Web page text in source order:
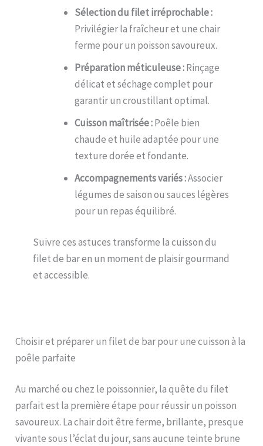
Sélection du filet irréprochable :
Privilégier la fraîcheur et une chair
ferme pour un poisson savoureux.
Préparation méticuleuse :Rinçage
délicat et séchage complet pour
garantir un croustillant optimal.
Cuisson maîtrisée :Poêle bien
chaude et huile adaptée pour une
texture dorée et fondante.
Accompagnements variés :Associer
légumes de saison ou sauces légères
pour un repas équilibré.
Suivre ces astuces transforme la cuisson du
filet de bar en un moment de plaisir gourmand
et accessible.
Choisir et préparer un filet de bar pour une cuisson à la
poêle parfaite
Au marché ou chez le poissonnier, la quête du filet
parfait est la première étape pour réussir un poisson
savoureux. La chair doit être ferme, brillante, presque
vivante sous l’éclat du jour, sans aucune teinte brune